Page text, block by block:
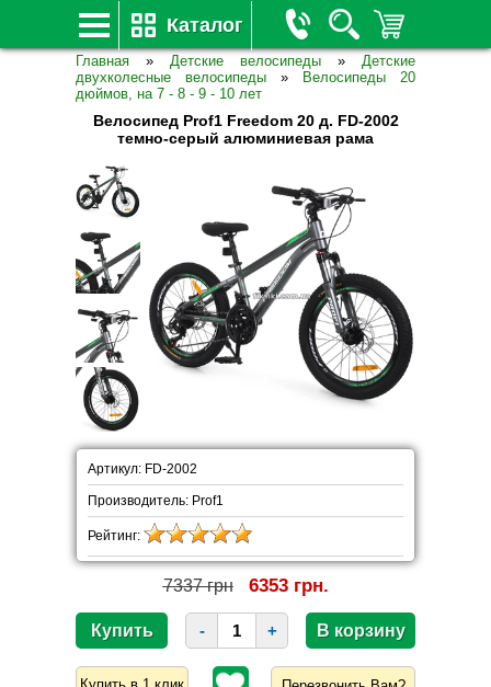
Каталог
Главная » Детские велосипеды » Детские
двухколесные велосипеды
»
Велосипеды 20
дюймов, на 7 - 8 - 9 - 10 лет
Велосипед Prof1 Freedom 20 д. FD-2002
темно-серый алюминиевая рама
Артикул: FD-2002
Производитель: Prof1
Рейтинг:
7337 грн 6353 грн.
- +